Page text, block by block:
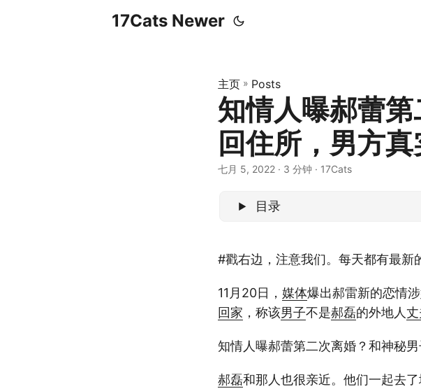
17Cats Newer
主页 » Posts
知情人曝郝蕾
回住所，男方
七月 5, 2022 · 3 分钟 · 17Cats
目录
#戳右边，注意我们。每天都有最新
11月20日， 媒体爆出郝雷新的恋情
回家 ，称该男子不是郝磊的外地人
知情人曝郝蕾第二次离婚？和神秘
郝磊和那人也很亲近。他们一起去